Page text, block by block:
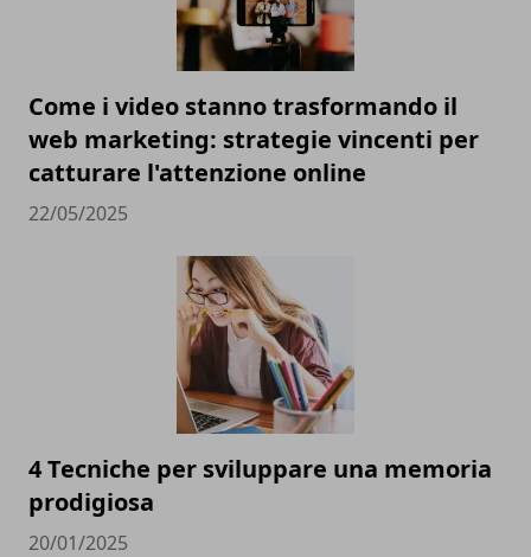
Come i video stanno trasformando il
web marketing: strategie vincenti per
catturare l'attenzione online
22/05/2025
4 Tecniche per sviluppare una memoria
prodigiosa
20/01/2025